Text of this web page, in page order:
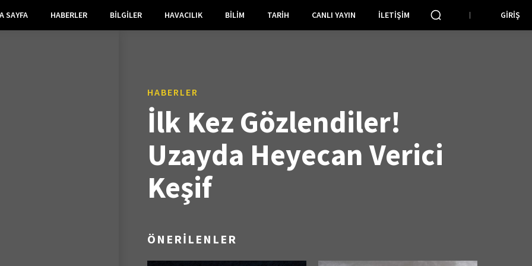
SAYFA HABERLER BILGILER HAVACILIK BILIM TARIH CANLI YAYIN İLETIŞIM GIRIŞ
HABERLER
İlk Kez Gözlendiler!
Uzayda Heyecan Verici
Keşif
ÖNERİLENLER